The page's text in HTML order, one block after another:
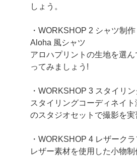
しょう。
・WORKSHOP 2 シャツ制作
Aloha 風シャツ
アロハプリントの生地を選
ってみましょう!
・WORKSHOP 3 スタイリ
スタイリングコーディネイ
のスタジオセットで撮影を実
・WORKSHOP 4 レザーク
レザー素材を使用した小物制